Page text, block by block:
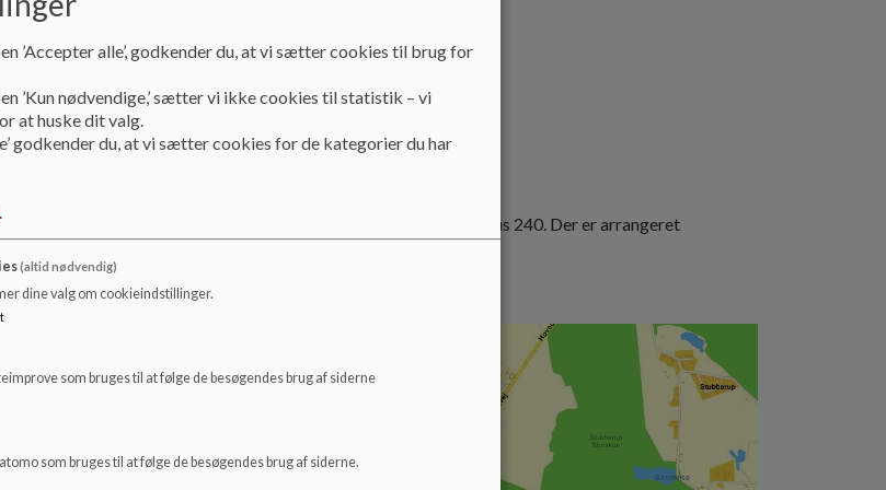
er:
via Google Maps
Der er direkte busforbindelser fra Roskilde og Ringsted med bus 240. Der er arrangeret
kører bus 467 og 468 mellem Jystrup og Vigersted.
’Accepter alle’, godkender du, at vi sætter cookies til brug for
’Kun nødvendige,’ sætter vi ikke cookies til statistik – vi
at huske dit valg.
godkender du, at vi sætter cookies for de kategorier du har
.
(altid nødvendig)
dine valg om cookieindstillinger.
som bruges til at følge de besøgendes brug af siderne
som bruges til at følge de besøgendes brug af siderne.